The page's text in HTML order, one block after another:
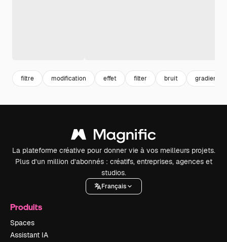
filtre modification effet filter bruit gradient
La plateforme créative pour donner vie à vos meilleurs projets.
Plus d’un million d’abonnés : créatifs, entreprises, agences et
studios.
Français
Produits
Spaces
Assistant IA